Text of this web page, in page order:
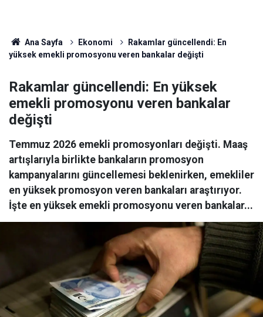
Ana Sayfa Ekonomi
Rakamlar güncellendi: En
yüksek emekli promosyonu veren bankalar değişti
Rakamlar güncellendi: En yüksek
emekli promosyonu veren bankalar
değişti
Temmuz 2026 emekli promosyonları değişti. Maaş
artışlarıyla birlikte bankaların promosyon
kampanyalarını güncellemesi beklenirken, emekliler
en yüksek promosyon veren bankaları araştırıyor.
İşte en yüksek emekli promosyonu veren bankalar...